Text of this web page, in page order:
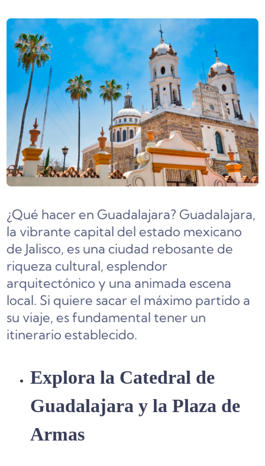
¿Qué hacer en Guadalajara? Guadalajara,
la vibrante capital del estado mexicano
de Jalisco, es una ciudad rebosante de
riqueza cultural, esplendor
arquitectónico y una animada escena
local. Si quiere sacar el máximo partido a
su viaje, es fundamental tener un
itinerario establecido.
Explora la Catedral de
Guadalajara y la Plaza de
Armas